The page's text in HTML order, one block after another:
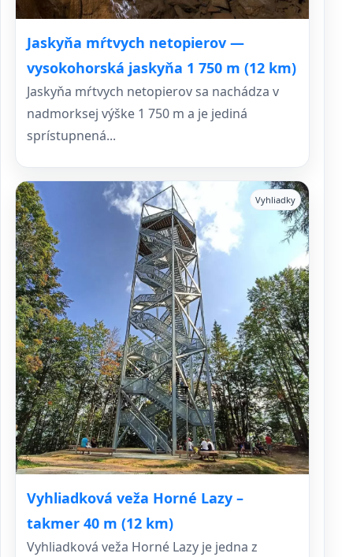
Jaskyňa mŕtvych netopierov —
vysokohorská jaskyňa 1 750 m (12 km)
Jaskyňa mŕtvych netopierov sa nachádza v
nadmorksej výške 1 750 m a je jediná
sprístupnená...
Vyhliadková veža Horné Lazy –
takmer 40 m (12 km)
Vyhliadky
Vyhliadková veža Horné Lazy je jedna z